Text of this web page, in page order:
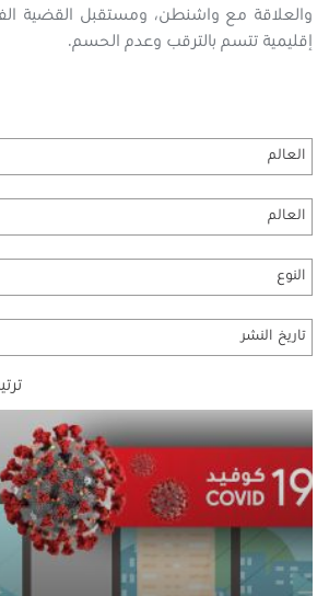
والعلاقة مع واشنطن، ومستقبل القضية
إقليمية تتسم بالترقب وعدم الحسم.